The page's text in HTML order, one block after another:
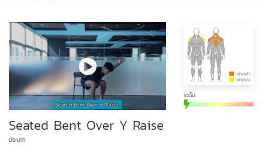
ระดับ
Seated Bent Over Y Raise
ประเภท